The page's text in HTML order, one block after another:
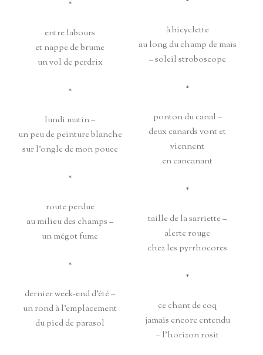
*
entre labours
et nappe de brume
un vol de perdrix
*
lundi matin –
un peu de peinture blanche
sur l’ongle de mon pouce
*
route perdue
au milieu des champs –
un mégot fume
*
dernier week-end d’été –
un rond à l’emplacement
du pied de parasol
à bicyclette
au long du champ de maïs
– soleil stroboscope
*
ponton du canal –
deux canards vont et
viennent
en cancanant
*
taille de la sarriette –
alerte rouge
chez les pyrrhocores
*
ce chant de coq
jamais encore entendu
– l’horizon rosit